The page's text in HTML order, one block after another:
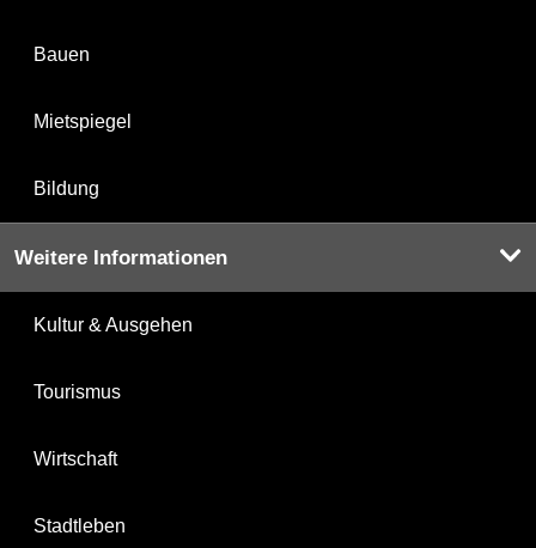
Bauen
Mietspiegel
Bildung
Weitere Informationen
Kultur & Ausgehen
Tourismus
Wirtschaft
Stadtleben